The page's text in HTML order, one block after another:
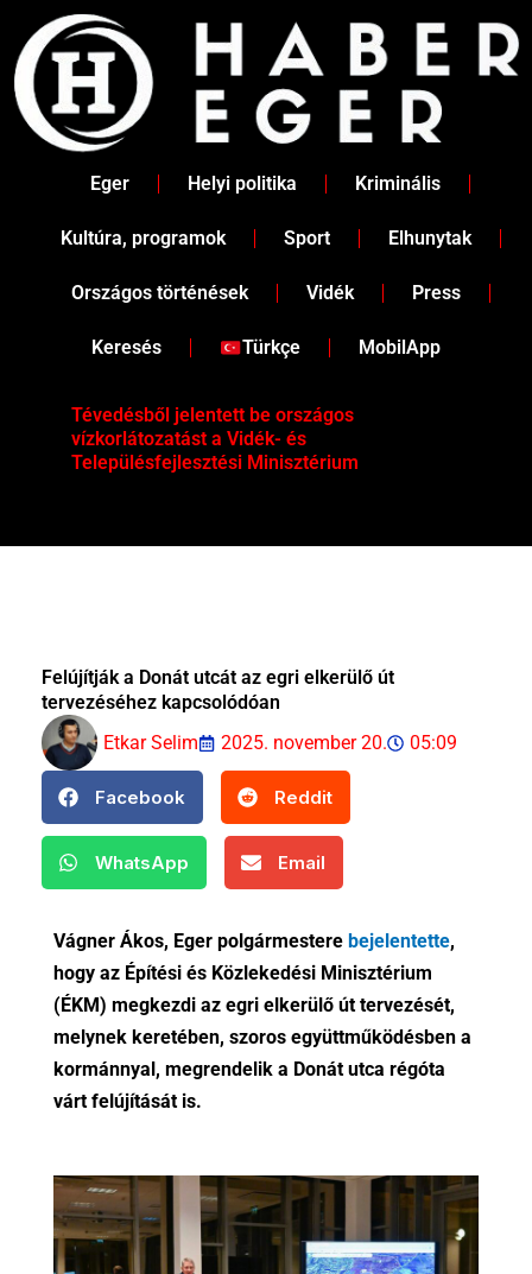
content
Eger Helyi politika Kriminális
Kultúra, programok Sport Elhunytak
Országos történések Vidék Press
Keresés Türkçe MobilApp
Tévedésből jelentett be országos
vízkorlátozatást a Vidék- és
Településfejlesztési Minisztérium
Felújítják a Donát utcát az egri elkerülő út
tervezéséhez kapcsolódóan
Etkar Selim
2025. november 20. 05:09
Facebook Reddit
WhatsApp Email
Vágner Ákos, Eger polgármestere bejelentette,
hogy az Építési és Közlekedési Minisztérium
(ÉKM) megkezdi az egri elkerülő út tervezését,
melynek keretében, szoros együttműködésben a
kormánnyal, megrendelik a Donát utca régóta
várt felújítását is.